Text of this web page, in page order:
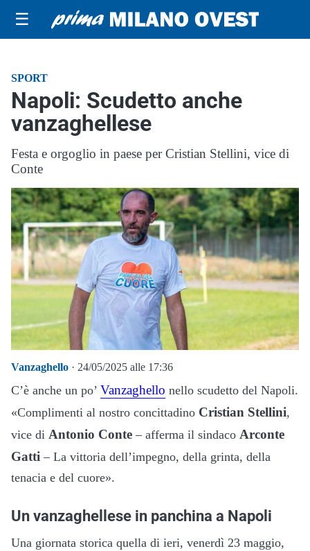
☰
SPORT
Napoli: Scudetto anche
vanzaghellese
Festa e orgoglio in paese per Cristian Stellini, vice di
Conte
Vanzaghello · 24/05/2025 alle 17:36
C’è anche un po’ Vanzaghello nello scudetto del Napoli.
«Complimenti al nostro concittadino Cristian Stellini,
vice di Antonio Conte – afferma il sindaco Arconte
Gatti – La vittoria dell’impegno, della grinta, della
tenacia e del cuore».
Un vanzaghellese in panchina a Napoli
Una giornata storica quella di ieri, venerdì 23 maggio,